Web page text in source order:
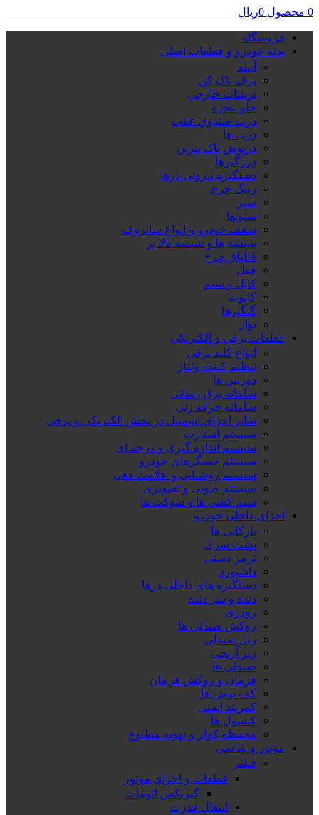
0 محصول 0ریال
فروشگاه
بدنه خودرو و قطعات اصلی
آیینه
برف پاک کن
تزِیئنات خارجی
جلو پنجره
درب صندوق عقب
درب ها
درپوش باک بنزین
درزگیرها
دستگیره بیرونی درها
رینگ چرخ
سپر
ستونها
سقف خودرو و انواع سانروف
شیشه ها و شیشه بالا بر
قالپاق چرخ
قفل
کابل و سیم
کاپوت
گلگیرها
نوار
قطعات برقی و الکتریکی
انواع کلید برقی
تنظیم کننده ولتاژ
دوربین ها
سامانه برق رسانی
سامانه جرقه زنی
سایر اجزای اتومبیل در بخش الکتریکی و برقی
سیستم استارت
سیستم اندازه گیری و درجه ای
سیستم حسگرهای خودرو
سیستم روشنایی و علامت دهی
سیستم صوتی و تصویری
سیم کشی ها و سوکت ها
اجزای داخلی خودرو
پارکابی ها
پشت سری
ترمز دستی
داشبورد
دستگیره های داخلی درها
دنده و سر دنده
رودری
روکش صندلی ها
ریل صندلی
زیر آرنجی
صندلی ها
فرمان و روکش فرمان
کف پوش ها
کمربند ایمنی
کنسول ها
محفظه کولر و تهویه مطبوع
موتور و شاسی
فیلتر
قطعات و اجزای موتور
گیربکس اتومات
انتقال قدرت